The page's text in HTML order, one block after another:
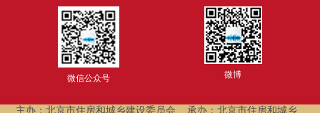
微信公众号 微博
主办：北京市住房和城乡建设委员会 承办：北京市住房和城乡